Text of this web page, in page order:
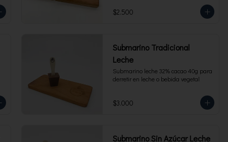
$2.500
Submarino Tradicional
Leche
Submarino leche 32% cacao 40g para
derretir en leche o bebida vegetal
$3.000
Submarino Sin Azúcar Leche